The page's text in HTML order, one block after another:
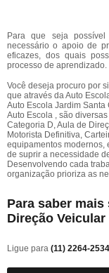
Para que seja possível
necessário o apoio de
eficazes, dos quais
processo de aprendizado.
Você deseja procuro por
que através da Auto
Auto Escola Jardim
Auto Escola , são
Categoria D, Aula de
Motorista Definitiva,
equipamentos modernos,
de suprir a necessidade
Desenvolvendo cada
organização prioriza as
Para saber
Direção
Ligue para (11) 2264-2534